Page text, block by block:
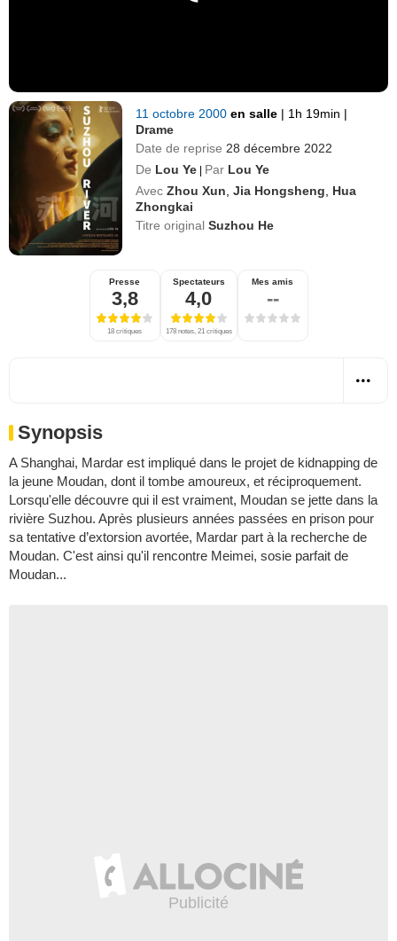
11 octobre 2000en salle | 1h 19min |
Drame
Date de reprise 28 décembre 2022
De Lou Ye | Par Lou Ye
Avec Zhou Xun ,Jia Hongsheng
Hua
Zhongkai
Titre originalSuzhou He
Presse
3,8
18 critiques
Spectateurs
4,0
178 notes, 21 critiques
Mes amis
--
Synopsis
A Shanghai, Mardar est impliqué dans le projet de kidnapping de
la jeune Moudan, dont il tombe amoureux, et réciproquement.
Lorsqu'elle découvre qui il est vraiment, Moudan se jette dans la
rivière Suzhou. Après plusieurs années passées en prison pour
sa tentative d’extorsion avortée, Mardar part à la recherche de
Moudan. C'est ainsi qu'il rencontre Meimei, sosie parfait de
Moudan...